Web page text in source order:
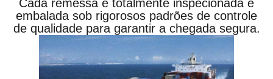
Cada remessa é totalmente inspecionada e
embalada sob rigorosos padrões de controle
de qualidade para garantir a chegada segura.